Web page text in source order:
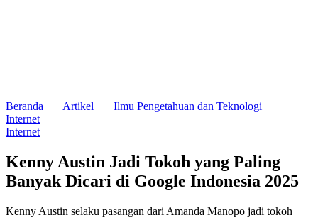
Beranda Artikel
Ilmu Pengetahuan dan Teknologi
Internet
Internet
Kenny Austin Jadi Tokoh yang Paling
Banyak Dicari di Google Indonesia 2025
Kenny Austin selaku pasangan dari Amanda Manopo jadi tokoh